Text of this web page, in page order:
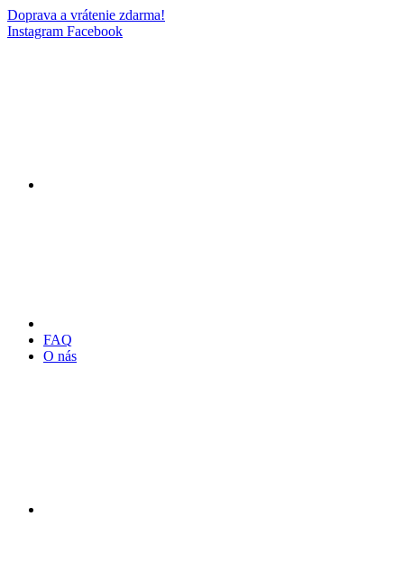
Doprava a vrátenie zdarma!
Instagram Facebook
FAQ
O nás